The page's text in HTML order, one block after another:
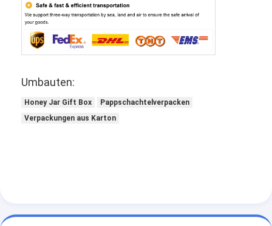
Umbauten:
Honey Jar Gift Box
Pappschachtelverpacken
Verpackungen aus Karton